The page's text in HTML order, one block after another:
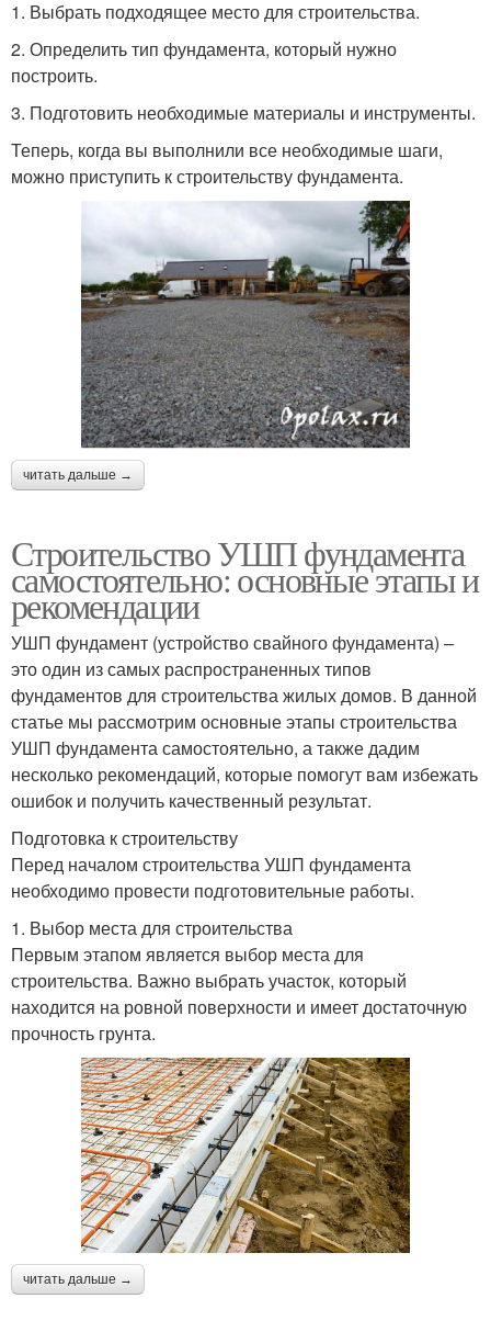
1. Выбрать подходящее место для строительства.
2. Определить тип фундамента, который нужно
построить.
3. Подготовить необходимые материалы и инструменты.
Теперь, когда вы выполнили все необходимые шаги,
можно приступить к строительству фундамента.
читать дальше →
Строительство УШП фундамента
самостоятельно: основные этапы и
рекомендации
УШП фундамент (устройство свайного фундамента) –
это один из самых распространенных типов
фундаментов для строительства жилых домов. В данной
статье мы рассмотрим основные этапы строительства
УШП фундамента самостоятельно, а также дадим
несколько рекомендаций, которые помогут вам избежать
ошибок и получить качественный результат.
Подготовка к строительству
Перед началом строительства УШП фундамента
необходимо провести подготовительные работы.
1. Выбор места для строительства
Первым этапом является выбор места для
строительства. Важно выбрать участок, который
находится на ровной поверхности и имеет достаточную
прочность грунта.
читать дальше →